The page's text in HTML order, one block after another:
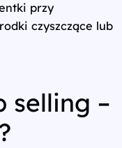
przy
czyszczące lub
selling –